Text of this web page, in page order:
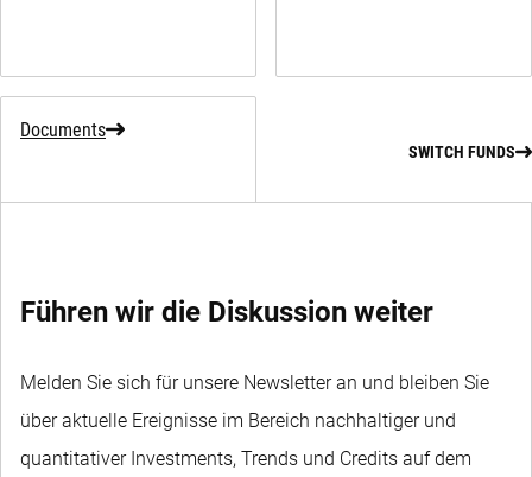
Documents
SWITCH FUNDS
Führen wir die Diskussion weiter
Melden Sie sich für unsere Newsletter an und bleiben Sie
über aktuelle Ereignisse im Bereich nachhaltiger und
quantitativer Investments, Trends und Credits auf dem